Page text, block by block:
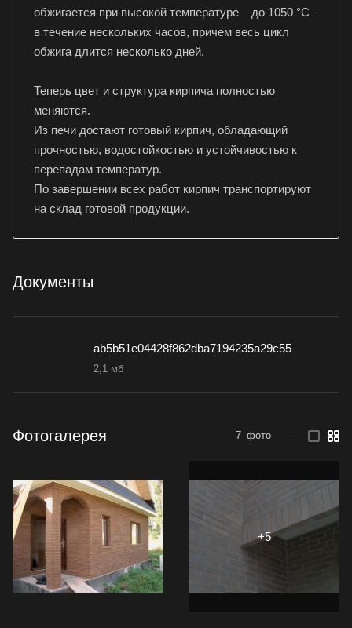
обжигается при высокой температуре – до 1050 °C –
в течение нескольких часов, причем весь цикл
обжига длится несколько дней.
Теперь цвет и структура кирпича полностью
меняются.
Из печи достают готовый кирпич, обладающий
прочностью, водостойкостью и устойчивостью к
перепадам температур.
По завершении всех работ кирпич транспортируют
на склад готовой продукции.
Документы
ab5b51e04428f862dba7194235a29c55
2,1 мб
Фотогалерея 7 фото —